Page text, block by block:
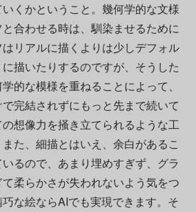
くかということ。幾何学的な文様
合わせる時は、馴染ませるために
リアルに描くよりは少しデフォル
描いたりするのですが、そうした
的な模様を重ねることによって、
完結されずにもっと先まで続いて
想像力を掻き立てられるような工
た、細描とはいえ、余白があるこ
るので、あまり埋めすぎず、グラ
柔らかさが失われないよう気をつ
な絵ならAIでも実現できます。そ